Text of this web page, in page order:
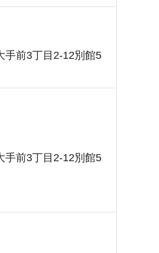
前3丁目2-12別館5
前3丁目2-12別館5